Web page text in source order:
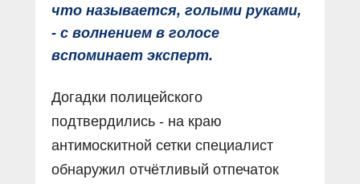
что называется, голыми руками,
- с волнением в голосе
вспоминает эксперт.
Догадки полицейского
подтвердились - на краю
антимоскитной сетки специалист
обнаружил отчётливый отпечаток